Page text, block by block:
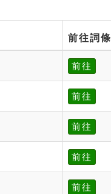
前往詞條
前往
前往
前往
前往
前往